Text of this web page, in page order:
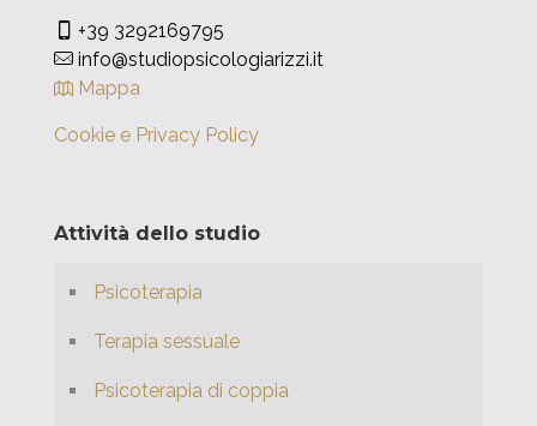
+39 3292169795
info@studiopsicologiarizzi.it
Mappa
Cookie e Privacy Policy
Attività dello studio
Psicoterapia
Terapia sessuale
Psicoterapia di coppia